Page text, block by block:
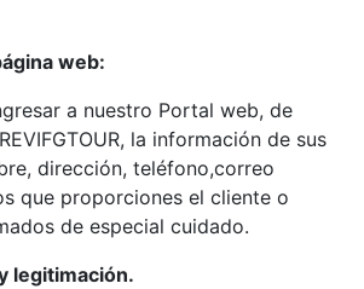
web:
a nuestro Portal web, de
la información de sus
dirección, teléfono,correo
que proporciones el cliente o
de especial cuidado.
legitimación.